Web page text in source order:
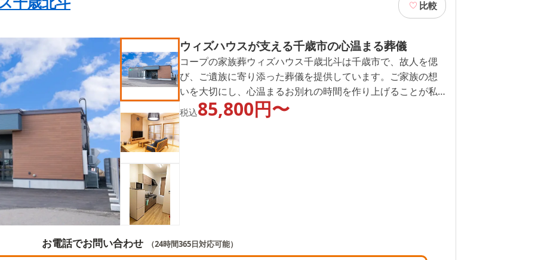
比較
ウィズハウスが支える千歳市の心温まる葬儀
コープの家族葬ウィズハウス千歳北斗は千歳市で、故人を偲
び、ご遺族に寄り添った葬儀を提供しています。ご家族の想
いを大切にし、心温まるお別れの時間を作り上げることが私
たちの使命です。事前に明確な料金案内を行い、費用の不安
を軽減するため、予算に合わせたプランをご提案します。
税込85,800円〜
お電話でお問い合わせ （24時間365日対応可能）